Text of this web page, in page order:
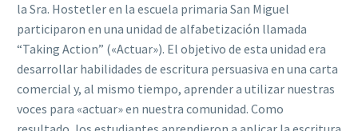
la Sra. Hostetler en la escuela primaria San Miguel
participaron en una unidad de alfabetización llamada
“Taking Action” («Actuar»). El objetivo de esta unidad era
desarrollar habilidades de escritura persuasiva en una carta
comercial y, al mismo tiempo, aprender a utilizar nuestras
voces para «actuar» en nuestra comunidad. Como